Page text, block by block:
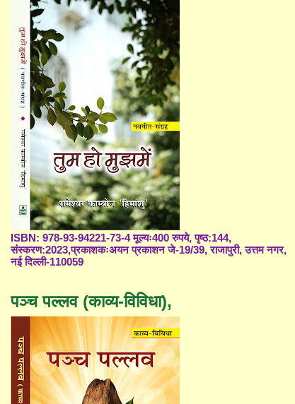
ISBN: 978-93-94221-73-4 मूल्यः400 रुपये, पृष्ठ:144,
संस्करण:2023,प्रकाशकःअयन प्रकाशन जे-19/39, राजापुरी, उत्तम नगर,
नई दिल्ली-110059
पञ्च पल्लव (काव्य-विविधा),